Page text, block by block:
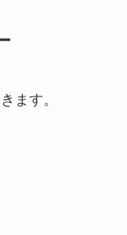
ます。